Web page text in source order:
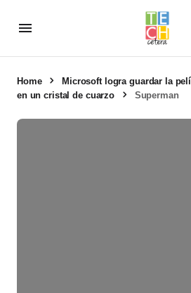
Home
Microsoft logra guardar la
en un cristal de cuarzo
Superman